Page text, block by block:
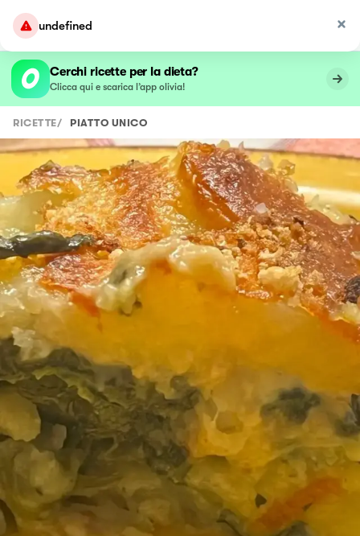
undefined
Cerchi ricette per la dieta?
Clicca qui e scarica l’app olivia!
RICETTE/ PIATTO UNICO